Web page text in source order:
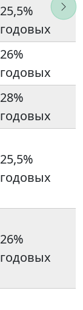
25,5%
годовых
26%
годовых
28%
годовых
25,5%
годовых
26%
годовых